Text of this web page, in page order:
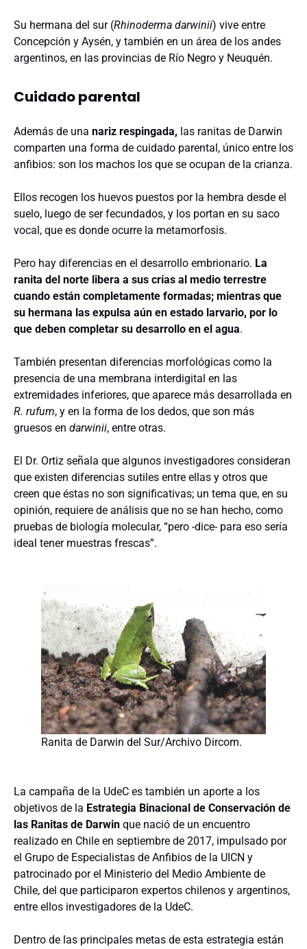
Su hermana del sur (Rhinoderma darwinii) vive entre
Concepción y Aysén, y también en un área de los andes
argentinos, en las provincias de Río Negro y Neuquén.
Cuidado parental
Además de una nariz respingada, las ranitas de Darwin
comparten una forma de cuidado parental, único entre los
anfibios: son los machos los que se ocupan de la crianza.
Ellos recogen los huevos puestos por la hembra desde el
suelo, luego de ser fecundados, y los portan en su saco
vocal, que es donde ocurre la metamorfosis.
Pero hay diferencias en el desarrollo embrionario. La
ranita del norte libera a sus crías al medio terrestre
cuando están completamente formadas; mientras que
su hermana las expulsa aún en estado larvario, por lo
que deben completar su desarrollo en el agua.
También presentan diferencias morfológicas como la
presencia de una membrana interdigital en las
extremidades inferiores, que aparece más desarrollada en
R. rufum, y en la forma de los dedos, que son más
gruesos en darwinii, entre otras.
El Dr. Ortiz señala que algunos investigadores consideran
que existen diferencias sutiles entre ellas y otros que
creen que éstas no son significativas; un tema que, en su
opinión, requiere de análisis que no se han hecho, como
pruebas de biología molecular, “pero -dice- para eso sería
ideal tener muestras frescas”.
Ranita de Darwin del Sur/Archivo Dircom.
La campaña de la UdeC es también un aporte a los
objetivos de la Estrategia Binacional de Conservación de
las Ranitas de Darwin que nació de un encuentro
realizado en Chile en septiembre de 2017, impulsado por
el Grupo de Especialistas de Anfibios de la UICN y
patrocinado por el Ministerio del Medio Ambiente de
Chile, del que participaron expertos chilenos y argentinos,
entre ellos investigadores de la UdeC.
Dentro de las principales metas de esta estrategia están